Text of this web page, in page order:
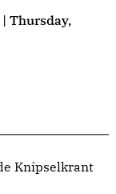
Thursday,
Knipselkrant